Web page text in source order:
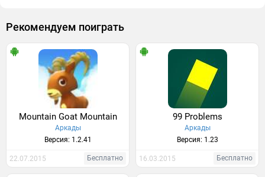
Рекомендуем поиграть
Mountain Goat Mountain
Аркады
Версия: 1.2.41
22.07.2015 Бесплатно
99 Problems
Аркады
Версия: 1.23
16.03.2015 Бесплатно